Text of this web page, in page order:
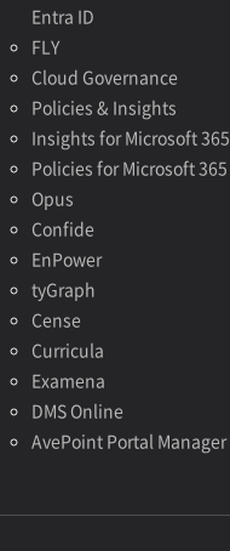
Entra ID
FLY
Cloud Governance
Policies & Insights
Insights for Microsoft 365
Policies for Microsoft 365
Opus
Confide
EnPower
tyGraph
Cense
Curricula
Examena
DMS Online
AvePoint Portal Manager